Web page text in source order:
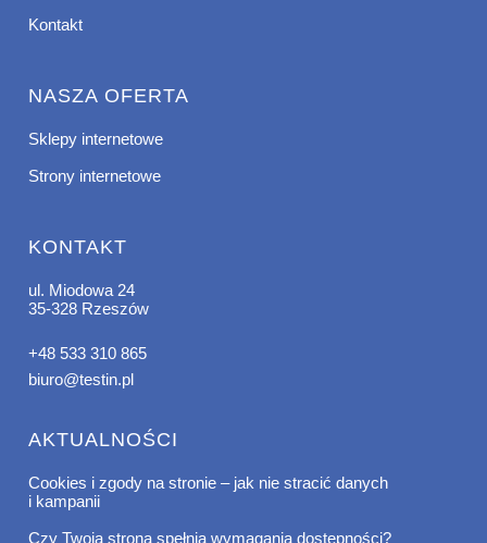
Kontakt
NASZA OFERTA
Sklepy internetowe
Strony internetowe
KONTAKT
ul. Miodowa 24
35-328 Rzeszów
+48 533 310 865
biuro@testin.pl
AKTUALNOŚCI
Cookies i zgody na stronie – jak nie stracić danych
i kampanii
Czy Twoja strona spełnia wymagania dostępności?